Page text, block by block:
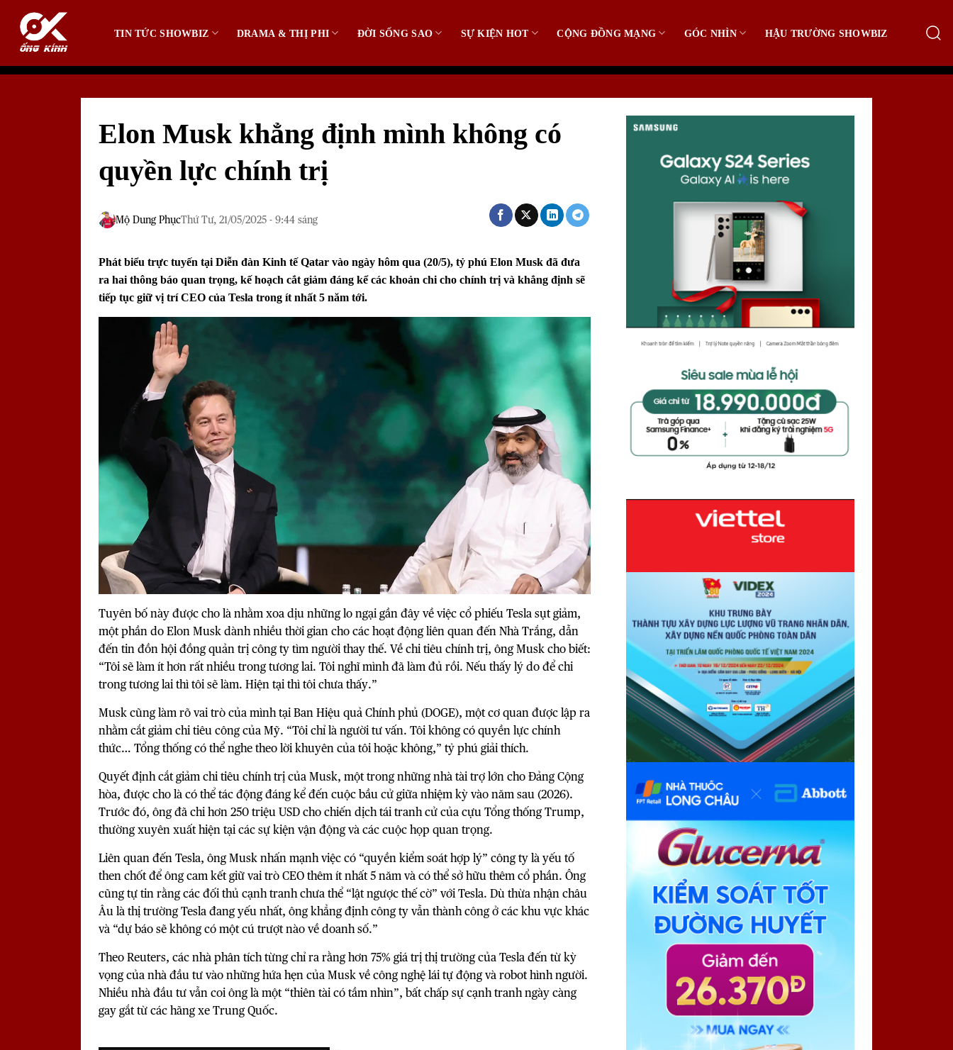
TIN TỨC SHOWBIZ DRAMA & THỊ PHI ĐỜI SỐNG SAO SỰ KIỆN HOT CỘNG ĐỒNG MẠNG GÓC NHÌN HẬU TRƯỜNG SHOWBIZ
Elon Musk khẳng định mình không có
quyền lực chính trị
Mộ Dung PhụcThứ Tư, 21/05/2025 - 9:44 sáng
Phát biểu trực tuyến tại Diễn đàn Kinh tế Qatar vào ngày hôm qua (20/5), tỷ phú Elon Musk đã đưa
ra hai thông báo quan trọng, kế hoạch cắt giảm đáng kể các khoản chi cho chính trị và khẳng định sẽ
tiếp tục giữ vị trí CEO của Tesla trong ít nhất 5 năm tới.
Tuyên bố này được cho là nhằm xoa dịu những lo ngại gần đây về việc cổ phiếu Tesla sụt giảm,
một phần do Elon Musk dành nhiều thời gian cho các hoạt động liên quan đến Nhà Trắng, dẫn
đến tin đồn hội đồng quản trị công ty tìm người thay thế. Về chi tiêu chính trị, ông Musk cho biết:
“Tôi sẽ làm ít hơn rất nhiều trong tương lai. Tôi nghĩ mình đã làm đủ rồi. Nếu thấy lý do để chi
trong tương lai thì tôi sẽ làm. Hiện tại thì tôi chưa thấy.”
Musk cũng làm rõ vai trò của mình tại Ban Hiệu quả Chính phủ (DOGE), một cơ quan được lập ra
nhằm cắt giảm chi tiêu công của Mỹ. “Tôi chỉ là người tư vấn. Tôi không có quyền lực chính
thức… Tổng thống có thể nghe theo lời khuyên của tôi hoặc không,” tỷ phú giải thích.
Quyết định cắt giảm chi tiêu chính trị của Musk, một trong những nhà tài trợ lớn cho Đảng Cộng
hòa, được cho là có thể tác động đáng kể đến cuộc bầu cử giữa nhiệm kỳ vào năm sau (2026).
Trước đó, ông đã chi hơn 250 triệu USD cho chiến dịch tái tranh cử của cựu Tổng thống Trump,
thường xuyên xuất hiện tại các sự kiện vận động và các cuộc họp quan trọng.
Liên quan đến Tesla, ông Musk nhấn mạnh việc có “quyền kiểm soát hợp lý” công ty là yếu tố
then chốt để ông cam kết giữ vai trò CEO thêm ít nhất 5 năm và có thể sở hữu thêm cổ phần. Ông
cũng tự tin rằng các đối thủ cạnh tranh chưa thể “lật ngược thế cờ” với Tesla. Dù thừa nhận châu
Âu là thị trường Tesla đang yếu nhất, ông khẳng định công ty vẫn thành công ở các khu vực khác
và “dự báo sẽ không có một cú trượt nào về doanh số.”
Theo Reuters, các nhà phân tích từng chỉ ra rằng hơn 75% giá trị thị trường của Tesla đến từ kỳ
vọng của nhà đầu tư vào những hứa hẹn của Musk về công nghệ lái tự động và robot hình người.
Nhiều nhà đầu tư vẫn coi ông là một “thiên tài có tầm nhìn”, bất chấp sự cạnh tranh ngày càng
gay gắt từ các hãng xe Trung Quốc.